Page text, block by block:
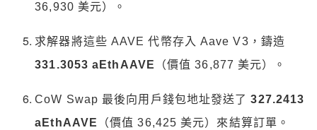
36,930 美元）。
求解器將這些 AAVE 代幣存入 Aave V3，鑄造
331.3053 aEthAAVE
（價值 36,877 美元）。
CoW Swap 最後向用戶錢包地址發送了327.2413
aEthAAVE
（價值 36,425 美元）來結算訂單。